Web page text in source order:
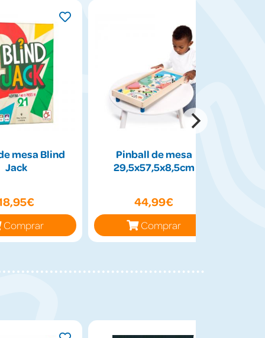
mesa Blind
Jack
Comprar
Pinball de mesa
29,5x57,5x8,5cm
44,99€
Comprar